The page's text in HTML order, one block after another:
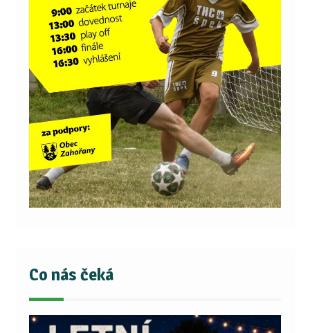
Co nás čeká